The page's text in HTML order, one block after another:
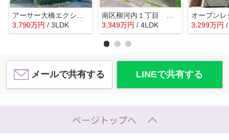
3,790万円 / 3LDK
3,349万円 / 4LDK 3,299万円
メールで共有する LINEで共有する
ページトップへ